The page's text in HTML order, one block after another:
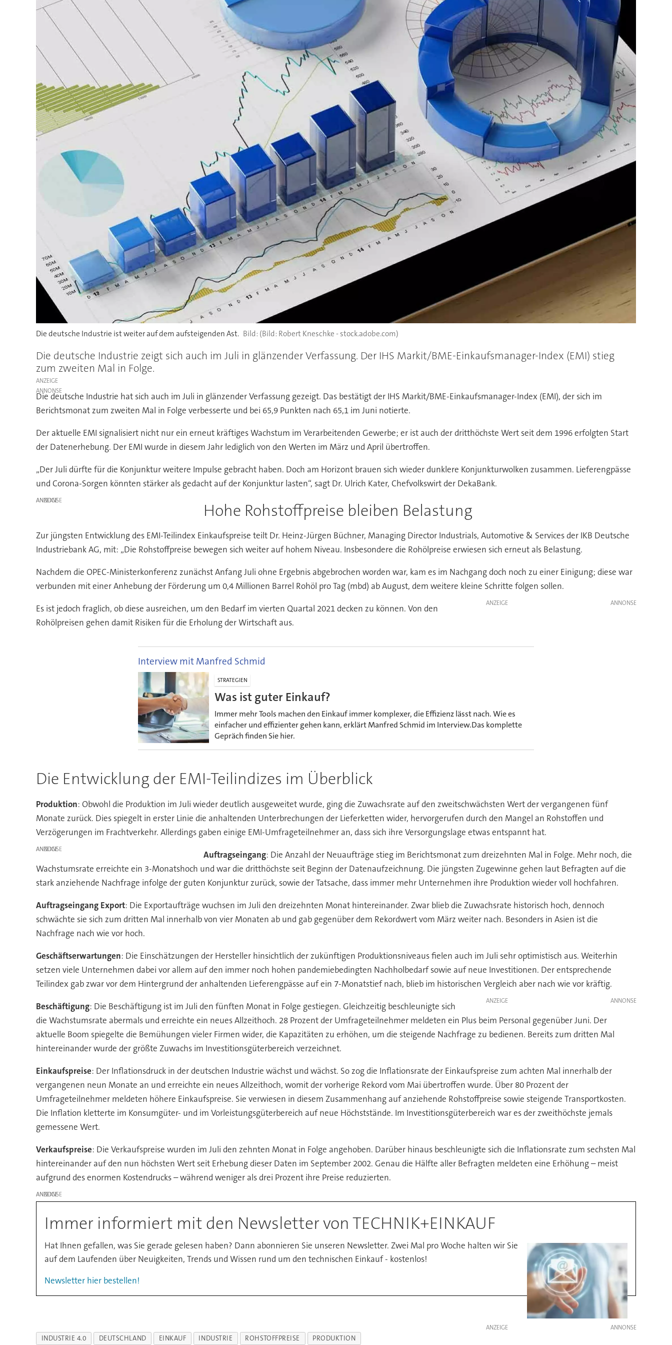
Die deutsche Industrie ist weiter auf dem aufsteigenden Ast. (Bild: Robert Kneschke - stock.adobe.com)
Die deutsche Industrie zeigt sich auch im Juli in glänzender Verfassung. Der IHS Markit/BME-Einkaufsmanager-Index (EMI) stieg
zum zweiten Mal in Folge.
ANZEIGE
Die deutsche Industrie hat sich auch im Juli in glänzender Verfassung gezeigt. Das bestätigt der IHS Markit/BME-Einkaufsmanager-Index (EMI), der sich im
Berichtsmonat zum zweiten Mal in Folge verbesserte und bei 65,9 Punkten nach 65,1 im Juni notierte.
Der aktuelle EMI signalisiert nicht nur ein erneut kräftiges Wachstum im Verarbeitenden Gewerbe; er ist auch der dritthöchste Wert seit dem 1996 erfolgten Start
der Datenerhebung. Der EMI wurde in diesem Jahr lediglich von den Werten im März und April übertroffen.
„Der Juli dürfte für die Konjunktur weitere Impulse gebracht haben. Doch am Horizont brauen sich wieder dunklere Konjunkturwolken zusammen. Lieferengpässe
und Corona-Sorgen könnten stärker als gedacht auf der Konjunktur lasten“, sagt Dr. Ulrich Kater, Chefvolkswirt der DekaBank.
ANZEIGE Hohe Rohstoffpreise bleiben Belastung
Zur jüngsten Entwicklung des EMI-Teilindex Einkaufspreise teilt Dr. Heinz-Jürgen Büchner, Managing Director Industrials, Automotive & Services der IKB Deutsche
Industriebank AG, mit: „Die Rohstoffpreise bewegen sich weiter auf hohem Niveau. Insbesondere die Rohölpreise erwiesen sich erneut als Belastung.
Nachdem die OPEC-Ministerkonferenz zunächst Anfang Juli ohne Ergebnis abgebrochen worden war, kam es im Nachgang doch noch zu einer Einigung; diese war
verbunden mit einer Anhebung der Förderung um 0,4 Millionen Barrel Rohöl pro Tag (mbd) ab August, dem weitere kleine Schritte folgen sollen.
ANZEIGE
Es ist jedoch fraglich, ob diese ausreichen, um den Bedarf im vierten Quartal 2021 decken zu können. Von den
Rohölpreisen gehen damit Risiken für die Erholung der Wirtschaft aus.
Interview mit Manfred Schmid
STRATEGIEN
Was ist guter Einkauf?
Immer mehr Tools machen den Einkauf immer komplexer, die Effizienz lässt nach. Wie es
einfacher und effizienter gehen kann, erklärt Manfred Schmid im Interview.Das komplette
Gepräch finden Sie hier.
Die Entwicklung der EMI-Teilindizes im Überblick
Produktion: Obwohl die Produktion im Juli wieder deutlich ausgeweitet wurde, ging die Zuwachsrate auf den zweitschwächsten Wert der vergangenen fünf
Monate zurück. Dies spiegelt in erster Linie die anhaltenden Unterbrechungen der Lieferketten wider, hervorgerufen durch den Mangel an Rohstoffen und
Verzögerungen im Frachtverkehr. Allerdings gaben einige EMI-Umfrageteilnehmer an, dass sich ihre Versorgungslage etwas entspannt hat.
ANZEIGE Auftragseingang: Die Anzahl der Neuaufträge stieg im Berichtsmonat zum dreizehnten Mal in Folge. Mehr noch, die
Wachstumsrate erreichte ein 3-Monatshoch und war die dritthöchste seit Beginn der Datenaufzeichnung. Die jüngsten Zugewinne gehen laut Befragten auf die
stark anziehende Nachfrage infolge der guten Konjunktur zurück, sowie der Tatsache, dass immer mehr Unternehmen ihre Produktion wieder voll hochfahren.
Auftragseingang Export: Die Exportaufträge wuchsen im Juli den dreizehnten Monat hintereinander. Zwar blieb die Zuwachsrate historisch hoch, dennoch
schwächte sie sich zum dritten Mal innerhalb von vier Monaten ab und gab gegenüber dem Rekordwert vom März weiter nach. Besonders in Asien ist die
Nachfrage nach wie vor hoch.
Geschäftserwartungen: Die Einschätzungen der Hersteller hinsichtlich der zukünftigen Produktionsniveaus fielen auch im Juli sehr optimistisch aus. Weiterhin
setzen viele Unternehmen dabei vor allem auf den immer noch hohen pandemiebedingten Nachholbedarf sowie auf neue Investitionen. Der entsprechende
Teilindex gab zwar vor dem Hintergrund der anhaltenden Lieferengpässe auf ein 7-Monatstief nach, blieb im historischen Vergleich aber nach wie vor kräftig.
ANZEIGE
Beschäftigung: Die Beschäftigung ist im Juli den fünften Monat in Folge gestiegen. Gleichzeitig beschleunigte sich
die Wachstumsrate abermals und erreichte ein neues Allzeithoch. 28 Prozent der Umfrageteilnehmer meldeten ein Plus beim Personal gegenüber Juni. Der
aktuelle Boom spiegelte die Bemühungen vieler Firmen wider, die Kapazitäten zu erhöhen, um die steigende Nachfrage zu bedienen. Bereits zum dritten Mal
hintereinander wurde der größte Zuwachs im Investitionsgüterbereich verzeichnet.
Einkaufspreise: Der Inflationsdruck in der deutschen Industrie wächst und wächst. So zog die Inflationsrate der Einkaufspreise zum achten Mal innerhalb der
vergangenen neun Monate an und erreichte ein neues Allzeithoch, womit der vorherige Rekord vom Mai übertroffen wurde. Über 80 Prozent der
Umfrageteilnehmer meldeten höhere Einkaufspreise. Sie verwiesen in diesem Zusammenhang auf anziehende Rohstoffpreise sowie steigende Transportkosten.
Die Inflation kletterte im Konsumgüter- und im Vorleistungsgüterbereich auf neue Höchststände. Im Investitionsgüterbereich war es der zweithöchste jemals
gemessene Wert.
Verkaufspreise: Die Verkaufspreise wurden im Juli den zehnten Monat in Folge angehoben. Darüber hinaus beschleunigte sich die Inflationsrate zum sechsten Mal
hintereinander auf den nun höchsten Wert seit Erhebung dieser Daten im September 2002. Genau die Hälfte aller Befragten meldeten eine Erhöhung – meist
aufgrund des enormen Kostendrucks – während weniger als drei Prozent ihre Preise reduzierten.
ANZEIGE
Immer informiert mit den Newsletter von TECHNIK+EINKAUF
Hat Ihnen gefallen, was Sie gerade gelesen haben? Dann abonnieren Sie unseren Newsletter. Zwei Mal pro Woche halten wir Sie
auf dem Laufenden über Neuigkeiten, Trends und Wissen rund um den technischen Einkauf - kostenlos!
Newsletter hier bestellen!
ANZEIGE
INDUSTRIE 4.0 DEUTSCHLAND EINKAUF INDUSTRIE ROHSTOFFPREISE PRODUKTION